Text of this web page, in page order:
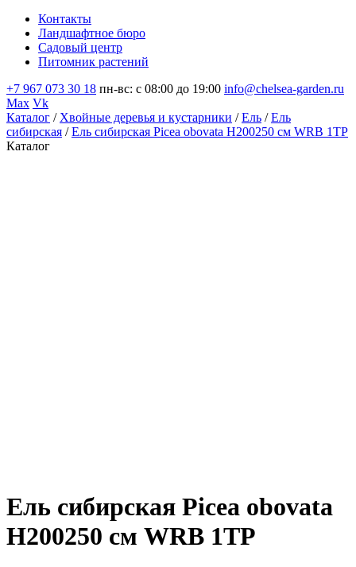
Контакты
Ландшафтное бюро
Садовый центр
Питомник растений
+7 967 073 30 18 пн-вс: с 08:00 до 19:00 info@chelsea-garden.ru
Max Vk
Каталог / Хвойные деревья и кустарники /Ель /Ель
сибирская /Ель сибирская Picea obovata Н200250 см WRB 1ТР
Каталог
Ель сибирская Picea obovata
Н200250 см WRB 1ТР